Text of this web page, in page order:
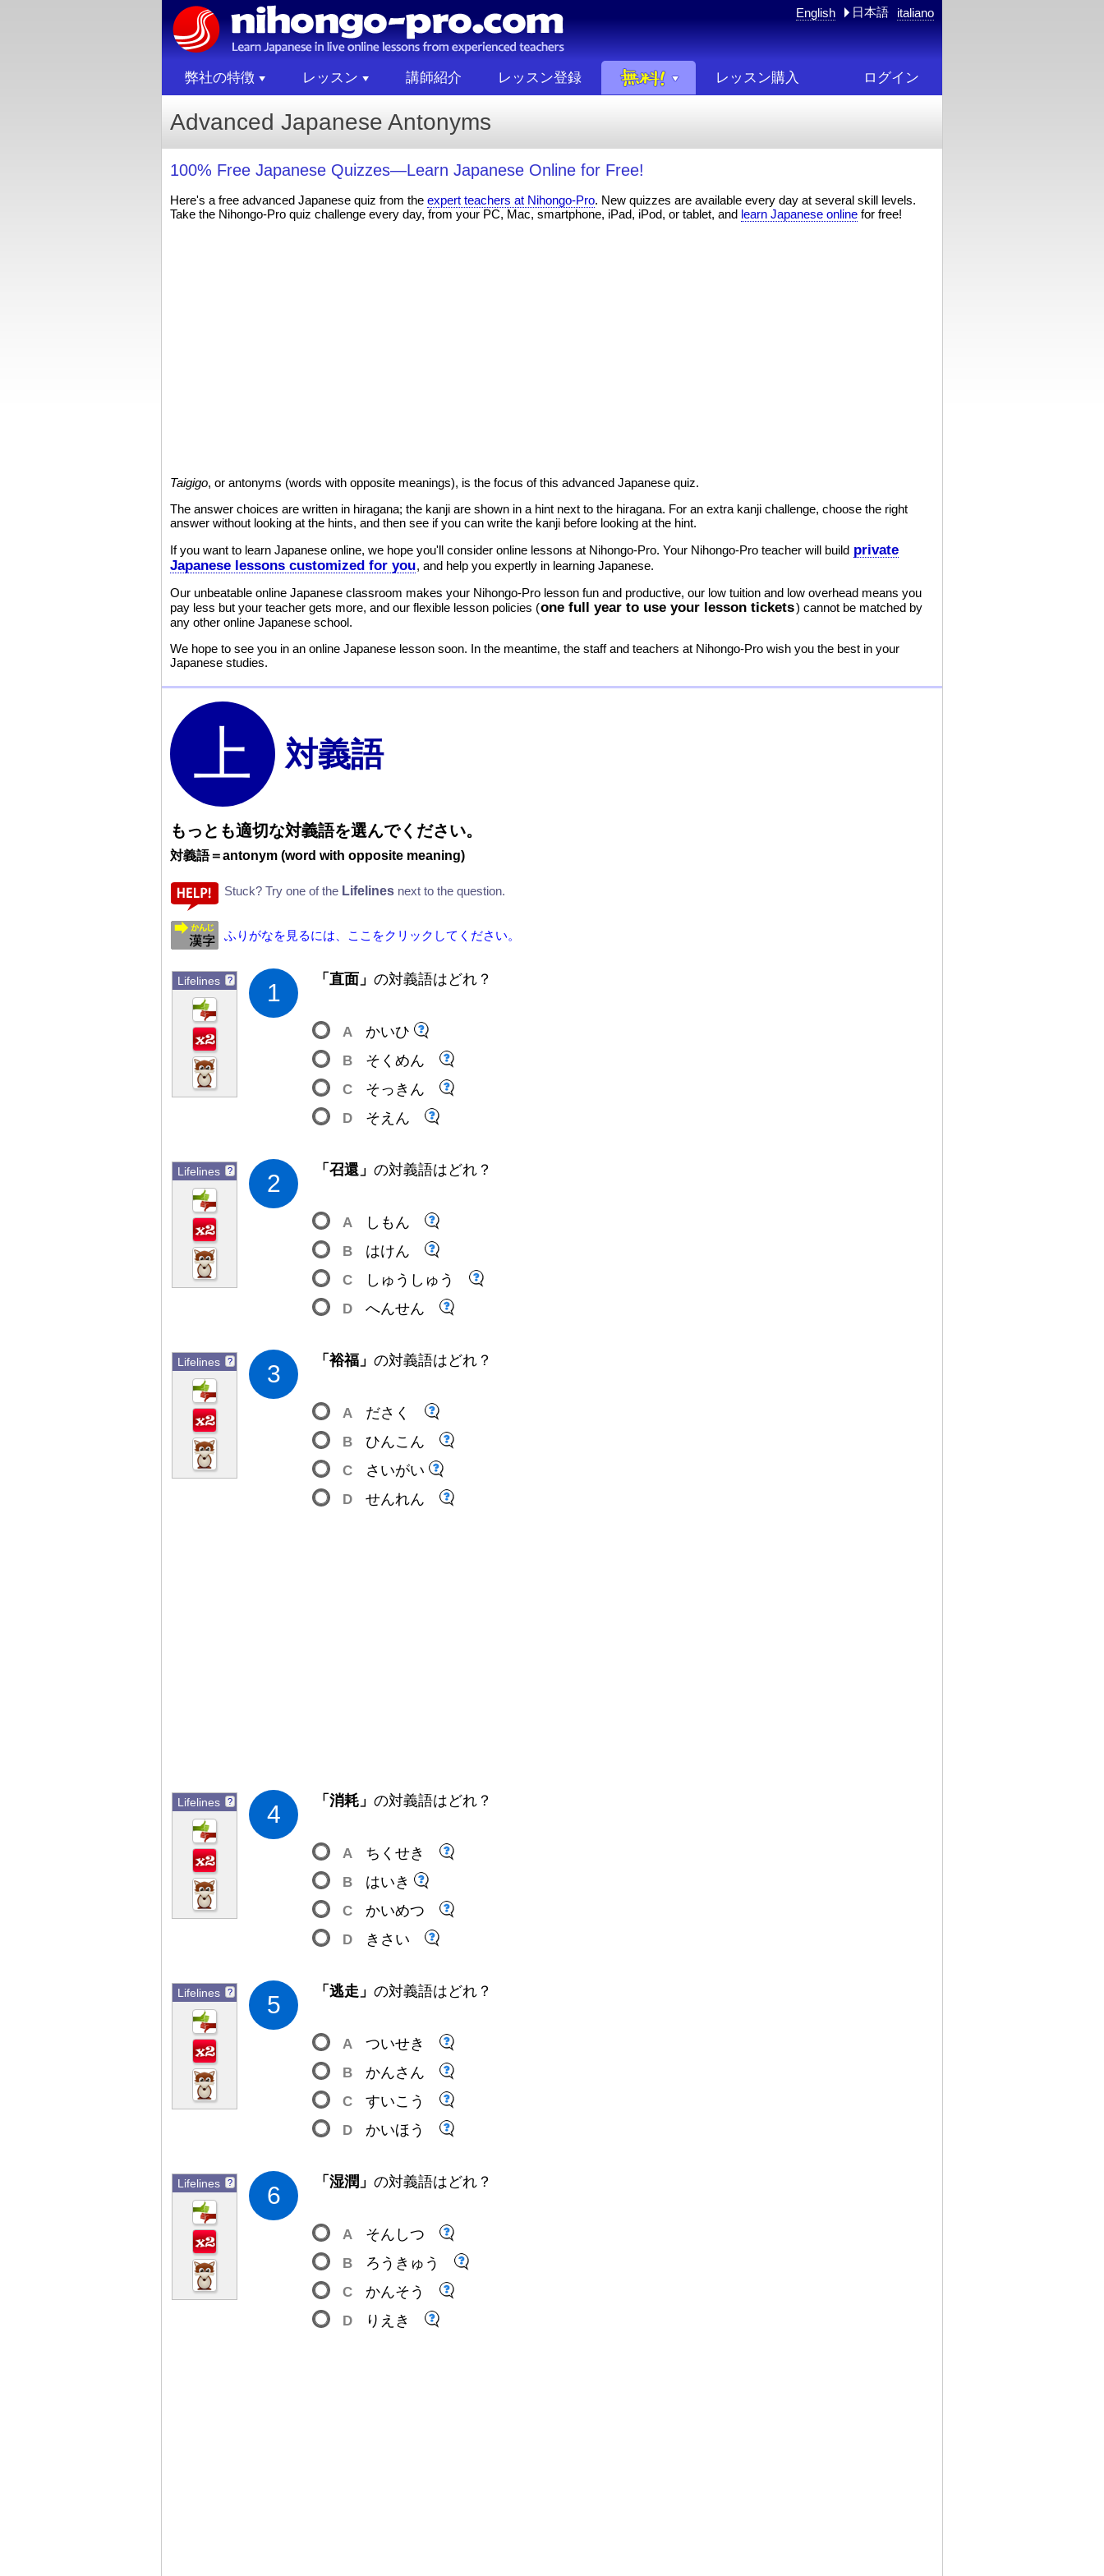
English 日本語 italiano
弊社の特徴 レッスン 講師紹介 レッスン登録 レッスン購入 ログイン
Advanced Japanese Antonyms
100% Free Japanese Quizzes—Learn Japanese Online for Free!
Here's a free advanced Japanese quiz from the expert teachers at Nihongo-Pro. New quizzes are available every day at several skill levels.
Take the Nihongo-Pro quiz challenge every day, from your PC, Mac, smartphone, iPad, iPod, or tablet, and learn Japanese online for free!
Taigigo, or antonyms (words with opposite meanings), is the focus of this advanced Japanese quiz.
The answer choices are written in hiragana; the kanji are shown in a hint next to the hiragana. For an extra kanji challenge, choose the right
answer without looking at the hints, and then see if you can write the kanji before looking at the hint.
If you want to learn Japanese online, we hope you'll consider online lessons at Nihongo-Pro. Your Nihongo-Pro teacher will build private
Japanese lessons customized for you, and help you expertly in learning Japanese.
Our unbeatable online Japanese classroom makes your Nihongo-Pro lesson fun and productive, our low tuition and low overhead means you
pay less but your teacher gets more, and our flexible lesson policies (one full year to use your lesson tickets) cannot be matched by
any other online Japanese school.
We hope to see you in an online Japanese lesson soon. In the meantime, the staff and teachers at Nihongo-Pro wish you the best in your
Japanese studies.
対義語
もっとも適切な対義語を選んでください。
対義語＝antonym (word with opposite meaning)
Stuck? Try one of the Lifelines next to the question.
ふりがなを見るには、ここをクリックしてください。
Lifelines ? 1 「 直面 」 の対義語はどれ ？
A
かいひ
B
そくめん
C
そっきん
D
そえん
Lifelines ? 2 「 召還 」 の対義語はどれ ？
A
しもん
B
はけん
C
しゅうしゅう
D
へんせん
Lifelines ? 3 「裕福 」 の対義語はどれ ？
A
ださく
B
ひんこん
C
さいがい
D
せんれん
Lifelines ? 4 「 消耗 」 の対義語はどれ ？
A
ちくせき
B
はいき
C
かいめつ
D
きさい
Lifelines ? 5 「 逃走 」 の対義語はどれ ？
A
ついせき
B
かんさん
C
すいこう
D
かいほう
Lifelines ? 6 「 湿潤 」 の対義語はどれ ？
A
そんしつ
B
ろうきゅう
C
かんそう
D
りえき